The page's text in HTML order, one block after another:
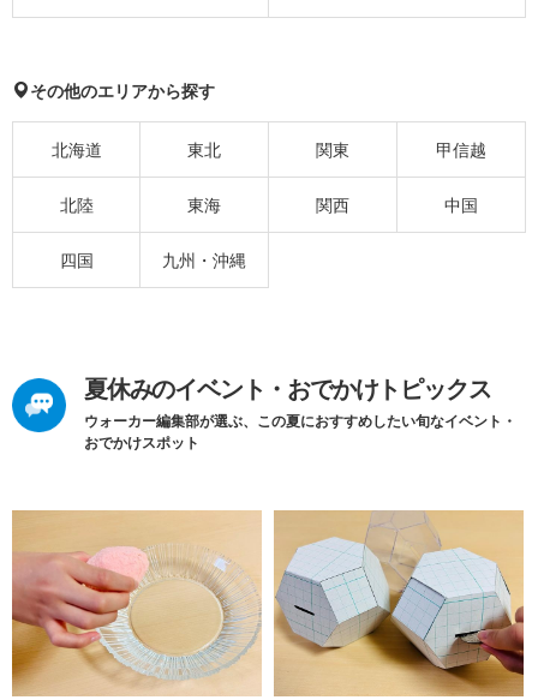
その他のエリアから探す
北海道 東北 関東 甲信越
北陸 東海 関西 中国
四国 九州・沖縄
夏休みのイベント・おでかけトピックス
ウォーカー編集部が選ぶ、この夏におすすめしたい旬なイベント・
おでかけスポット